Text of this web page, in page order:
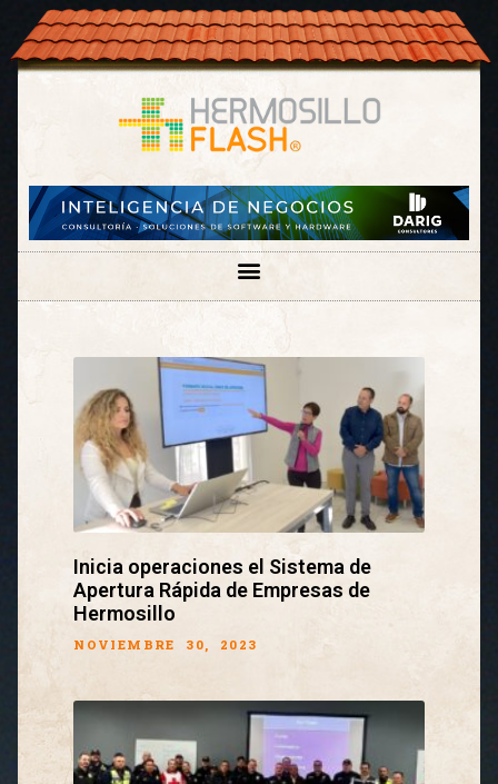
Inicia operaciones el Sistema de
Apertura Rápida de Empresas de
Hermosillo
NOVIEMBRE 30, 2023